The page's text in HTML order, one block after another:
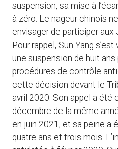
suspension, sa mise à
à zéro. Le nageur chinois
envisager de participer aux
Pour rappel, Sun Yang
une suspension de huit
procédures de contrôle
cette décision devant le
avril 2020. Son appel a été
décembre de la même
en juin 2021, et sa peine a
quatre ans et trois mois.